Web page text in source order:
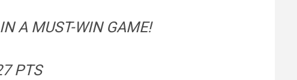
A MUST-WIN GAME!
PTS